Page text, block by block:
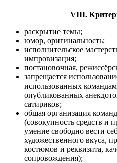
VIII.
раскрытие темы;
юмор, оригинальность;
исполнительское
импровизация;
постановочная,
запрещается
использованных
опубликованных
сатириков;
общая организация
(совокупность средств и
умение свободно вести
художественного вкуса,
костюмов и реквизита,
сопровождения);